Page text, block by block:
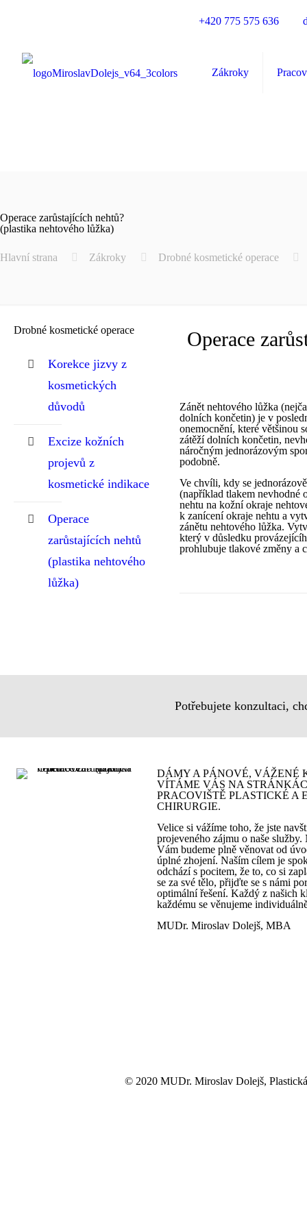
+420 775 575 636
Zákroky
Operace zarůstajících nehtů?
(plastika nehtového lůžka)
Hlavní strana Zákroky Drobné kosmetické operace
Operace
Zánět nehtového lůžka
dolních končetin) je v
onemocnění, které většinou
zátěží dolních končetin,
náročným jednorázovým
podobně.
Ve chvíli, kdy se
(například tlakem nevhodné
nehtu na kožní okraje
k zanícení okraje nehtu a
zánětu nehtového lůžka.
který v důsledku
prohlubuje tlakové změny a
Drobné kosmetické operace
Korekce jizvy z
kosmetických
důvodů
Excize kožních
projevů z
kosmetické indikace
Operace
zarůstajících nehtů
(plastika nehtového
lůžka)
Potřebujete konzultaci,
DÁMY A PÁNOVÉ, VÁŽENÉ
VÍTÁME VÁS NA
PRACOVIŠTĚ PLASTICKÉ A
CHIRURGIE.
Velice si vážíme toho, že jste
projeveného zájmu o naše služby.
Vám budeme plně věnovat od
úplné zhojení. Naším cílem je
odchází s pocitem, že to, co si
se za své tělo, přijďte se s námi
optimální řešení. Každý z našich
každému se věnujeme
MUDr. Miroslav Dolejš, MBA
© 2020 MUDr. Miroslav Dolejš,